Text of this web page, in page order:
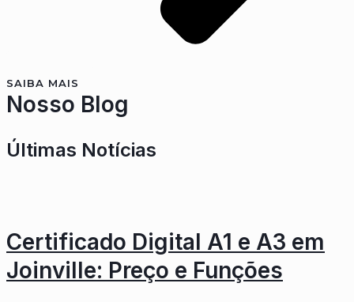
SAIBA MAIS
Nosso Blog
Últimas Notícias
Certificado Digital A1 e A3 em
Joinville: Preço e Funções